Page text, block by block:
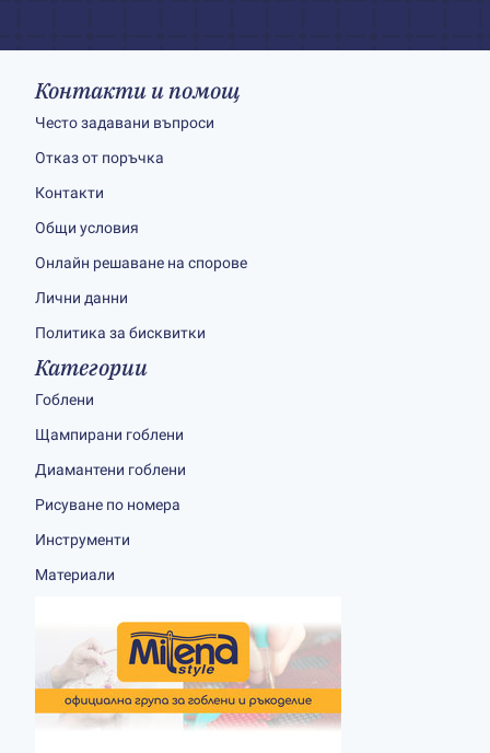
Контакти и помощ
Често задавани въпроси
Отказ от поръчка
Контакти
Общи условия
Онлайн решаване на спорове
Лични данни
Политика за бисквитки
Категории
Гоблени
Щампирани гоблени
Диамантени гоблени
Рисуване по номера
Инструменти
Материали